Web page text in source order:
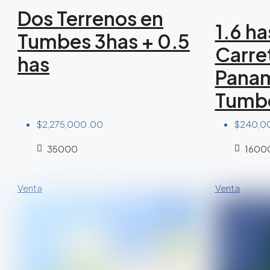
Dos Terrenos en
Tumbes 3has + 0.5
has
$2,275,000.00
35000
1.6
Venta Venta